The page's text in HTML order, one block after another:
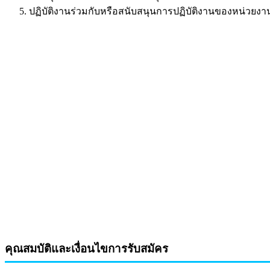
ปฏิบัติงานร่วมกับหรือสนับสนุนการปฏิบัติงานของหน่วยงา
คุณสมบัติและเงื่อนไขการรับสมัคร